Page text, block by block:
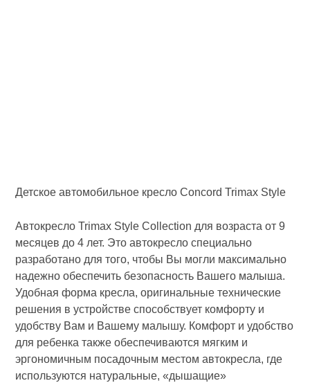
Детское автомобильное кресло Concord Trimax Style
Автокресло Trimax Style Collection для возраста от 9
месяцев до 4 лет. Это автокресло специально
разработано для того, чтобы Вы могли максимально
надежно обеспечить безопасность Вашего малыша.
Удобная форма кресла, оригинальные технические
решения в устройстве способствует комфорту и
удобству Вам и Вашему малышу. Комфорт и удобство
для ребенка также обеспечиваются мягким и
эргономичным посадочным местом автокресла, где
используются натуральные, «дышащие»